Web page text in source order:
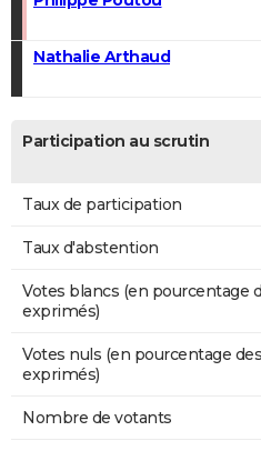
Nathalie Arthaud
Participation au scrutin
Taux de participation
Taux d'abstention
Votes blancs (en pourcentage
exprimés)
Votes nuls (en pourcentage
exprimés)
Nombre de votants